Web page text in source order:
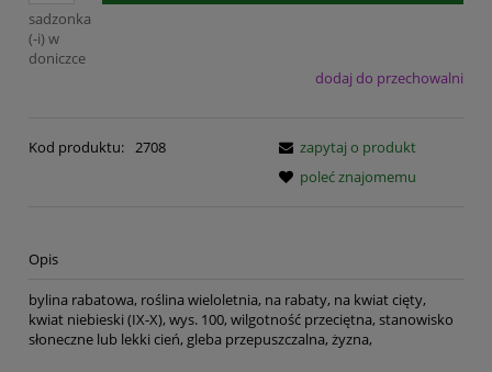
sadzonka
(-i) w
doniczce
dodaj do przechowalni
Kod produktu: 2708
zapytaj o produkt
poleć znajomemu
Opis
bylina rabatowa, roślina wieloletnia, na rabaty, na kwiat cięty,
kwiat niebieski (IX-X), wys. 100, wilgotność przeciętna, stanowisko
słoneczne lub lekki cień, gleba przepuszczalna, żyzna,